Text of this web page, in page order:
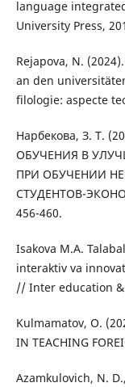
language
University Press,
Rejapova, N.
an den
filologie: aspecte
Нарбекова, З. Т.
ОБУЧЕНИЯ В
ПРИ ОБУЧЕНИИ
СТУДЕНТОВ-
456-460.
Isakova M.A.
interaktiv va
// Inter education
Kulmamatov, O.
IN TEACHING
Azamkulovich, N.